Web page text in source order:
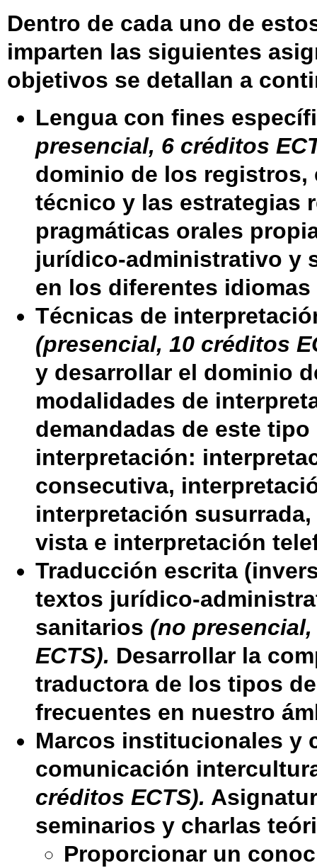
Dentro de cada uno de
imparten las siguientes
objetivos se detallan a
Lengua con fines
presencial, 6 créditos
dominio de los registros,
técnico y las estrategias
pragmáticas orales
jurídico-administrativo y
en los diferentes
Técnicas de
(presencial, 10 créditos
y desarrollar el dominio
modalidades de
demandadas de este tipo
interpretación:
consecutiva,
interpretación
vista e interpretación
Traducción escrita
textos jurídico-
sanitarios (no
ECTS). Desarrollar la
traductora de los tipos
frecuentes en nuestro
Marcos institucionales y
comunicación
créditos ECTS).
seminarios y charlas
Proporcionar un